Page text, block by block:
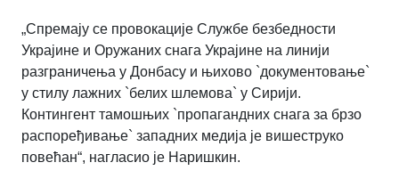
„Спремају се провокације Службе безбедности
Украјине и Оружаних снага Украјине на линији
разграничења у Донбасу и њихово `документовање`
у стилу лажних `белих шлемова` у Сирији.
Контингент тамошњих `пропагандних снага за брзо
распоређивање` западних медија је вишеструко
повећан“, нагласио је Наришкин.